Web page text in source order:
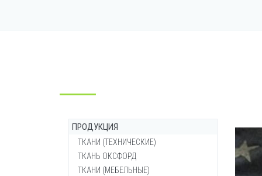
ПРОДУКЦИЯ
ТКАНИ (ТЕХНИЧЕСКИЕ)
Брезент ОП (огнеупорный)
Брезент ВО (водостойкий)
ТКАНЬ ОКСФОРД
Ткань Оксфорд 200-210d
ТКАНИ (МЕБЕЛЬНЫЕ)